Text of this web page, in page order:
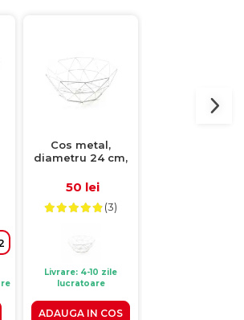
Cos metal,
diametru 24 cm,
50 lei
(3)
Livrare: 4-10 zile
lucratoare
ADAUGA IN COS